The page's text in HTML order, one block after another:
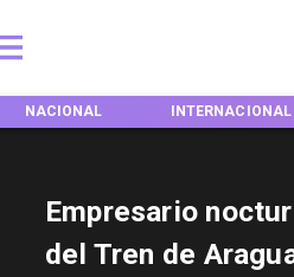
NACIONAL INTERNACIONAL
Empresario
del Tren de